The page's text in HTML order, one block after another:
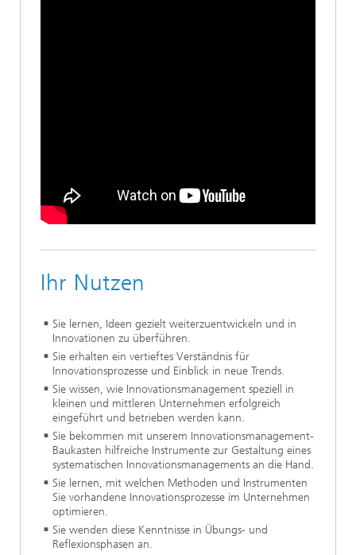
Ihr Nutzen
Sie lernen, Ideen gezielt weiterzuentwickeln und in
Innovationen zu überführen.
Sie erhalten ein vertieftes Verständnis für
Innovationsprozesse und Einblick in neue Trends.
Sie wissen, wie Innovationsmanagement speziell in
kleinen und mittleren Unternehmen erfolgreich
eingeführt und betrieben werden kann.
Sie bekommen mit unserem Innovationsmanagement-
Baukasten hilfreiche Instrumente zur Gestaltung eines
systematischen Innovationsmanagements an die Hand.
Sie lernen, mit welchen Methoden und Instrumenten
Sie vorhandene Innovationsprozesse im Unternehmen
optimieren.
Sie wenden diese Kenntnisse in Übungs- und
Reflexionsphasen an.